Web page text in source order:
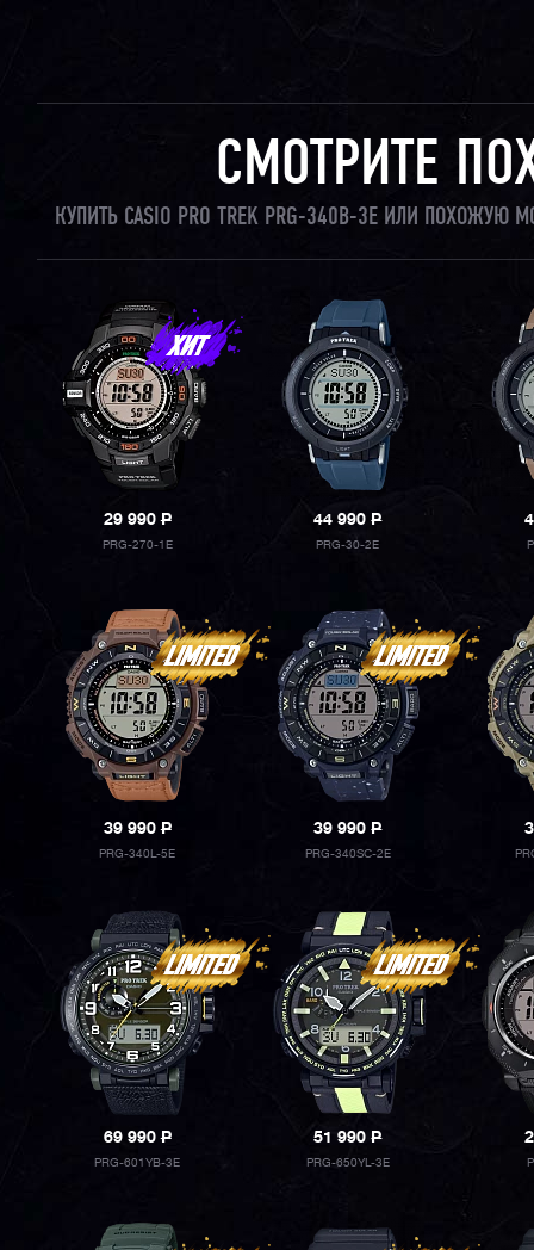
СМОТРИТЕ
КУПИТЬ CASIO PRO TREK PRG-340B-3E ИЛИ
29 990P
PRG-270-1E
44 990P
PRG-30-2E
39 990P
PRG-340L-5E
39 990P
PRG-340SC-2E
69 990P
PRG-601YB-3E
51 990P
PRG-650YL-3E